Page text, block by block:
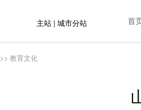
主站 |城市分站 首
>>教育文化